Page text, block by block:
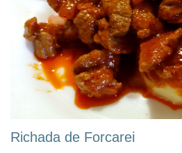
Richada de Forcarei